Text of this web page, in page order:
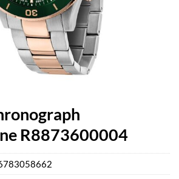
R8873600004